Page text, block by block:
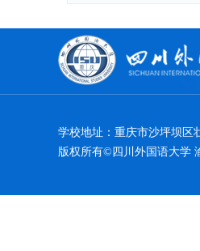
学校地址：重庆市沙坪坝区
版权所有©四川外国语大学